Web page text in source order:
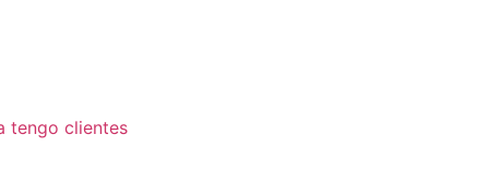
tengo clientes